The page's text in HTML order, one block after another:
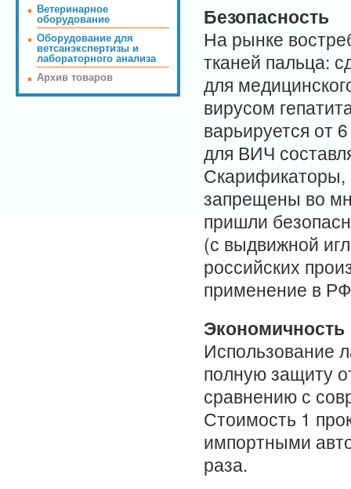
Безопасность
На рынке
тканей пальца:
для
вирусом
варьируется от
для ВИЧ
Скарификаторы,
запрещены во
пришли
(с выдвижной
российских
применение в
Экономичность
Использование
полную защиту
сравнению с
Стоимость 1
импортными
раза.
Ветеринарное
оборудование
Оборудование для
ветсанэкспертизы и
лабораторного анализа
Архив товаров